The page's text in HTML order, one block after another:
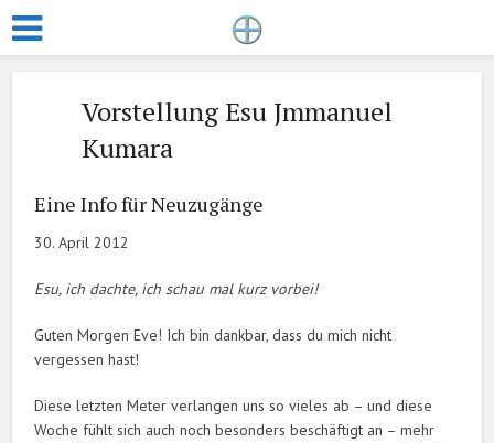
Vorstellung Esu Jmmanuel
Kumara
Eine Info für Neuzugänge
30. April 2012
Esu, ich dachte, ich schau mal kurz vorbei!
Guten Morgen Eve! Ich bin dankbar, dass du mich nicht
vergessen hast!
Diese letzten Meter verlangen uns so vieles ab – und diese
Woche fühlt sich auch noch besonders beschäftigt an – mehr